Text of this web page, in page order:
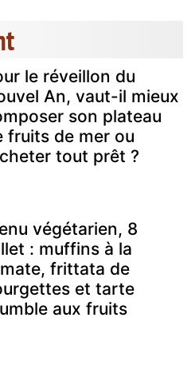
le réveillon du
An, vaut-il mieux
son plateau
fruits de mer ou
tout prêt ?
végétarien, 8
: muffins à la
frittata de
et tarte
aux fruits